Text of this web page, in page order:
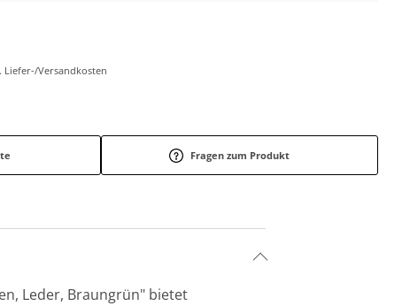
Liefer-/Versandkosten
Fragen zum Produkt
Leder, Braungrün" bietet